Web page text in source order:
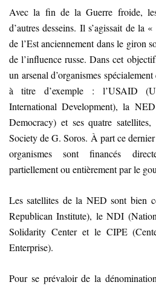
Avec la fin de la Guerre froide,
d’autres desseins. Il s’agissait de la
de l’Est anciennement dans le giron
de l’influence russe. Dans cet
un arsenal d’organismes
à titre d’exemple : l’USAID
International Development), la
Democracy) et ses quatre
Society de G. Soros. À part ce
organismes sont financés
partiellement ou entièrement par le
Les satellites de la NED sont bien
Republican Institute), le NDI
Solidarity Center et le CIPE
Enterprise).
Pour se prévaloir de la